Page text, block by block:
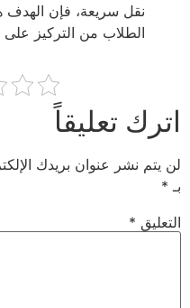
نقل سريعة، فإن الهدف هو
الطلاب من التركيز على
تعليقاً
نشر عنوان بريدك الإلكتروني.
*